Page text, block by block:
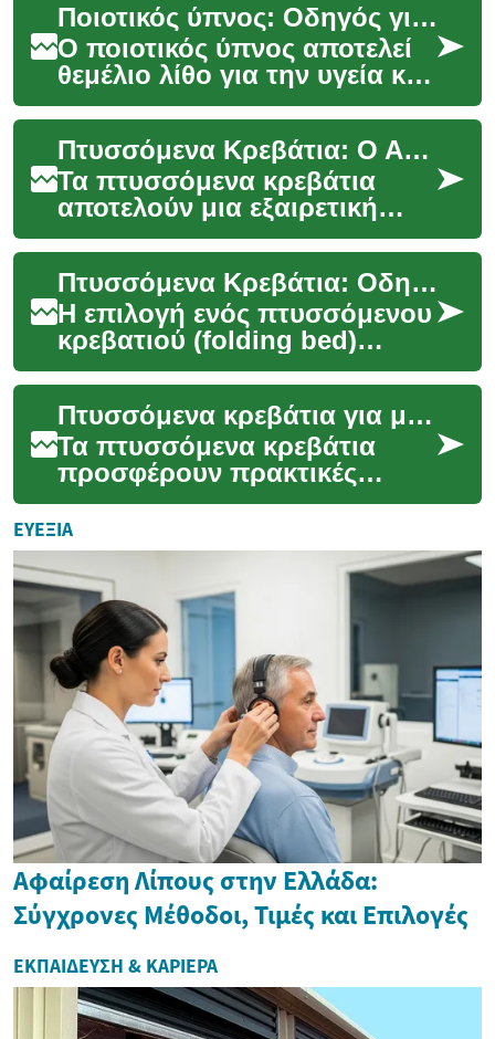
Ποιοτικός ύπνος: Οδηγός για κρεβάτια με δυνατότητα ρύθμισης
Ο ποιοτικός ύπνος αποτελεί
θεμέλιο λίθο για την υγεία και
την ευεξία, επηρεάζοντας
άμεσα την ενέργεια, τη
διάθεση και...
Πτυσσόμενα Κρεβάτια: Ο Απόλυτος Οδηγός για Έξυπνες Λύσεις Ύπνου
Τα πτυσσόμενα κρεβάτια
αποτελούν μια εξαιρετική
λύση για εξοικονόμηση
χώρου στο σύγχρονο σπίτι.
Συνδυάζοντας την πρακ...
Πτυσσόμενα Κρεβάτια: Οδηγός για μικρούς χώρους και διακόσμηση
Η επιλογή ενός πτυσσόμενου
κρεβατιού (folding bed)
μπορεί να αλλάξει ριζικά τη
λειτουργικότητα ενός σπιτιού,
ειδικά σ...
Πτυσσόμενα κρεβάτια για μικρά διαμερίσματα και διακόσμηση
Τα πτυσσόμενα κρεβάτια
προσφέρουν πρακτικές
λύσεις για όσους ζουν σε
περιορισμένους χώρους.
Συνδυάζουν λειτουργικότητ...
ΕΥΕΞΊΑ
Αφαίρεση Λίπους στην Ελλάδα:
Σύγχρονες Μέθοδοι, Τιμές και Επιλογές
ΕΚΠΑΊΔΕΥΣΗ & ΚΑΡΙΈΡΑ